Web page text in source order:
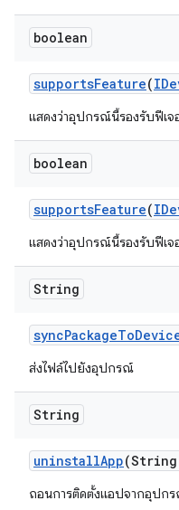
boolean
supportsFeature(
แสดงว่าอุปกรณ์นี้รองรับฟีเจ
boolean
supportsFeature(
แสดงว่าอุปกรณ์นี้รองรับฟีเ
String
syncPackageTo
ส่งไฟล์ไปยังอุปกรณ์
String
uninstallApp
ถอนการติดตั้งแอปจากอุปก